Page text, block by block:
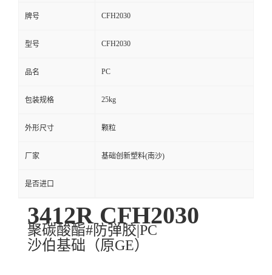
牌号 CFH2030
型号 CFH2030
品名 PC
包装规格 25kg
外形尺寸 颗粒
厂家 基础创新塑料(南沙)
是否进口
3412R CFH2030
聚碳酸酯#防弹胶|PC
沙伯基础（原GE）